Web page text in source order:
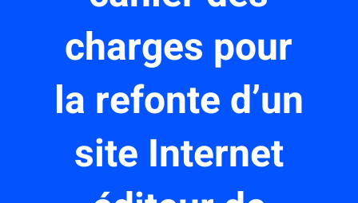
charges pour
la refonte d’un
site Internet